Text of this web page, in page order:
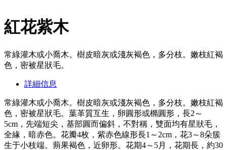
紅花紫木
常綠灌木或小喬木。樹皮暗灰或淺灰褐色，多分枝。嫩枝紅褐
色，密被星狀毛。
詳細信息
常綠灌木或小喬木。樹皮暗灰或淺灰褐色，多分枝。嫩枝紅褐
色，密被星狀毛。葉革質互生，卵圓形或橢圓形，長2～
5cm，先端短尖，基部圓而偏斜，不對稱，雙面均有星狀毛，
全緣，暗赤色。花瓣4枚，紫赤色線形長1～2cm，花3～8朵簇
生于小枝端。蒴果褐色，近卵形。花期4～5月，花期長，約30